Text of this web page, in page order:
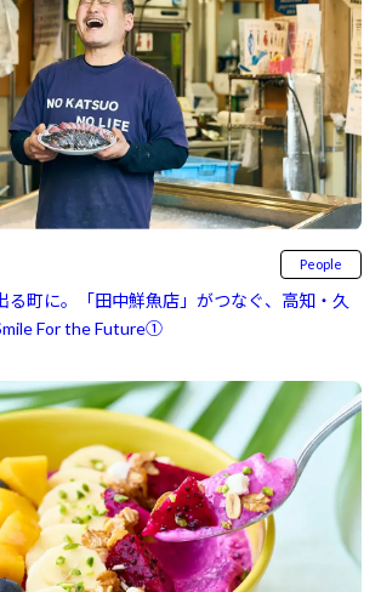
People
る町に。「田中鮮魚店」がつなぐ、高知・久
For the Future①